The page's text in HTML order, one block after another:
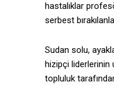
hastalıklar
serbest
Sudan solu,
hizipçi liderlerinin
topluluk